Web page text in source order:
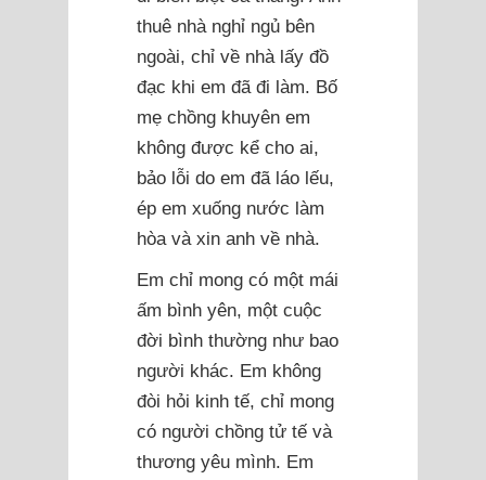
thuê nhà nghỉ ngủ bên
ngoài, chỉ về nhà lấy đồ
đạc khi em đã đi làm. Bố
mẹ chồng khuyên em
không được kể cho ai,
bảo lỗi do em đã láo lếu,
ép em xuống nước làm
hòa và xin anh về nhà.
Em chỉ mong có một mái
ấm bình yên, một cuộc
đời bình thường như bao
người khác. Em không
đòi hỏi kinh tế, chỉ mong
có người chồng tử tế và
thương yêu mình. Em